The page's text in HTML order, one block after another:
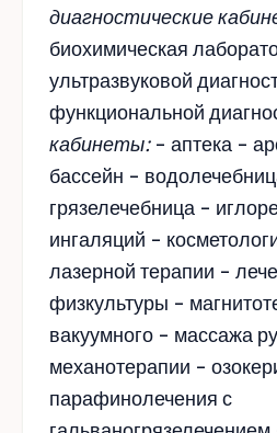
диагностические
биохимическая
ультразвуковой
функциональной
кабинеты:- аптека -
бассейн -
грязелечебница -
ингаляций -
лазерной терапии -
физкультуры -
вакуумного - массажа
механотерапии -
парафинолечения с